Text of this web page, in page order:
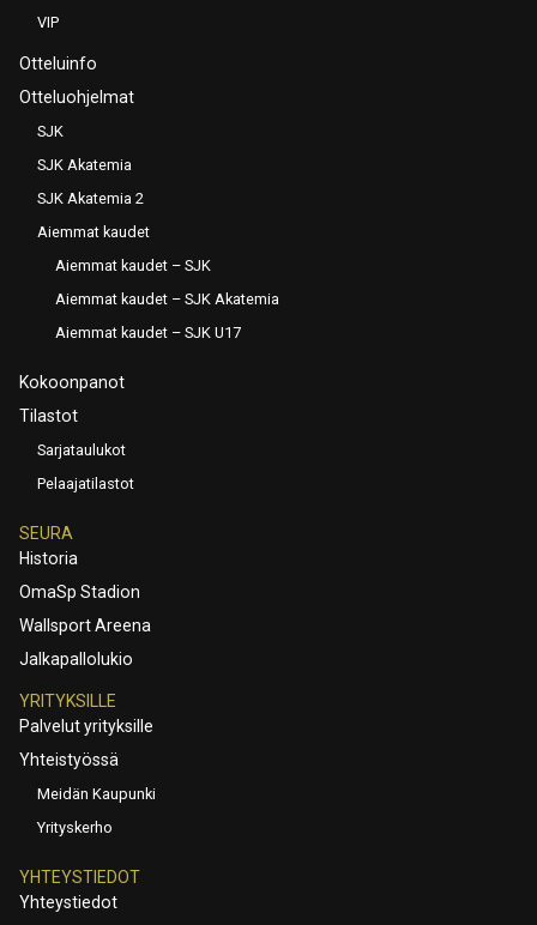
VIP
Otteluinfo
Otteluohjelmat
SJK
SJK Akatemia
SJK Akatemia 2
Aiemmat kaudet
Aiemmat kaudet – SJK
Aiemmat kaudet – SJK Akatemia
Aiemmat kaudet – SJK U17
Kokoonpanot
Tilastot
Sarjataulukot
Pelaajatilastot
SEURA
Historia
OmaSp Stadion
Wallsport Areena
Jalkapallolukio
YRITYKSILLE
Palvelut yrityksille
Yhteistyössä
Meidän Kaupunki
Yrityskerho
YHTEYSTIEDOT
Yhteystiedot